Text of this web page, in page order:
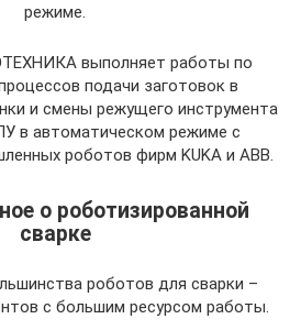
режиме.
выполняет работы по
подачи заготовок в
и смены режущего инструмента
в автоматическом режиме с
роботов фирм KUKA и ABB.
о роботизированной
сварке
роботов для сварки –
с большим ресурсом работы.